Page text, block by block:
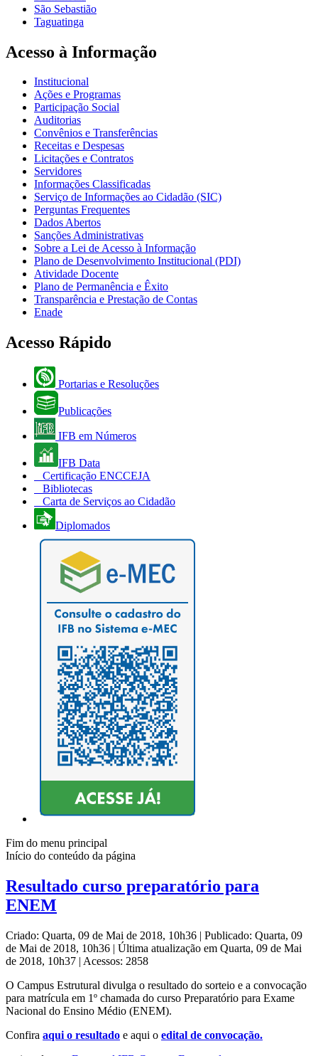
São Sebastião
Taguatinga
Acesso à Informação
Institucional
Ações e Programas
Participação Social
Auditorias
Convênios e Transferências
Receitas e Despesas
Licitações e Contratos
Servidores
Informações Classificadas
Serviço de Informações ao Cidadão (SIC)
Perguntas Frequentes
Dados Abertos
Sanções Administrativas
Sobre a Lei de Acesso à Informação
Plano de Desenvolvimento Institucional (PDI)
Atividade Docente
Plano de Permanência e Êxito
Transparência e Prestação de Contas
Enade
Acesso Rápido
Portarias e Resoluções
Publicações
IFB em Números
IFB Data
Certificação ENCCEJA
Bibliotecas
Carta de Serviços ao Cidadão
Diplomados
Fim do menu principal
Início do conteúdo da página
Resultado curso preparatório para
ENEM
Criado: Quarta, 09 de Mai de 2018, 10h36 | Publicado: Quarta, 09
de Mai de 2018, 10h36 | Última atualização em Quarta, 09 de Mai
de 2018, 10h37 | Acessos: 2858
O Campus Estrutural divulga o resultado do sorteio e a convocação
para matrícula em 1º chamada do curso Preparatório para Exame
Nacional do Ensino Médio (ENEM).
Confira aqui o resultado e aqui o edital de convocação.